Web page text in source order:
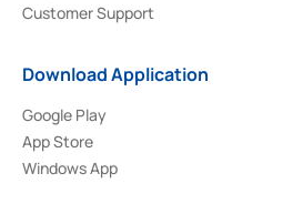
Customer Support
Download Application
Google Play
App Store
Windows App